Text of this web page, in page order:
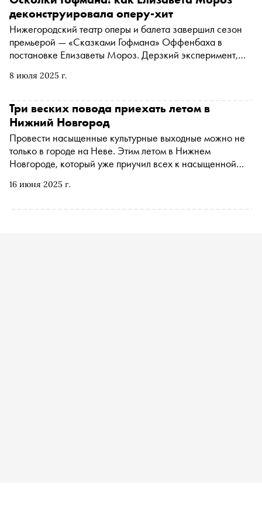
8 июля 2025 г.
деконструировала оперу-хит
Нижегородский театр оперы и балета завершил сезон
премьерой — «Сказками Гофмана» Оффенбаха в
постановке Елизаветы Мороз. Дерзкий эксперимент,
который показывает, как легко на современной сцене
даже яркая концепция не поможет найти из них выход
16 июня 2025 г.
Три веских повода приехать летом в
Нижний Новгород
Провести насыщенные культурные выходные можно не
только в городе на Неве. Этим летом в Нижнем
Новгороде, который уже приучил всех к насыщенной
музыкальных и арт-фестивалей. Программа впечатлит